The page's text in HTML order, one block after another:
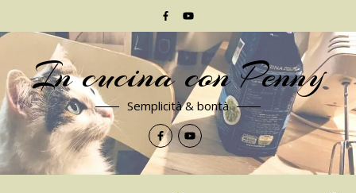
In cucina con Penny
Semplicità & bontà